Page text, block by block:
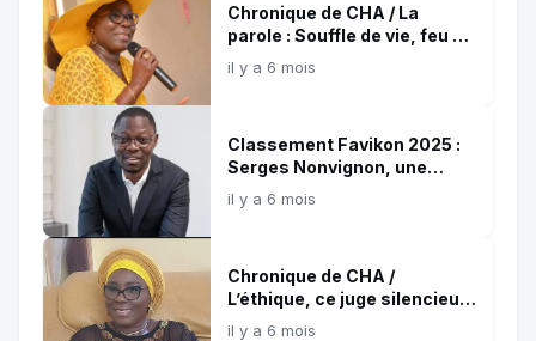
Chronique de CHA / La
parole : Souffle de vie, feu de
destruction !
il y a 6 mois
Classement Favikon 2025 :
Serges Nonvignon, une
référence confirmée de
l’influence digitale africaine
il y a 6 mois
Chronique de CHA /
L’éthique, ce juge silencieux
et témoin de nos choix !
il y a 6 mois